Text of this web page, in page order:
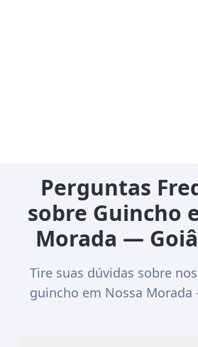
Perguntas
sobre Guincho
Morada —
Tire suas dúvidas sobre
guincho em Nossa